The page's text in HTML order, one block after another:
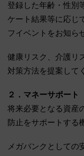
登録した年齢・性別
ケート結果等に応じ
フイベントをお知ら
健康リスク、介護リ
対策方法を提案して
２．マネーサポート
将来必要となる資産
防止をサポートする
メガバンクとしての